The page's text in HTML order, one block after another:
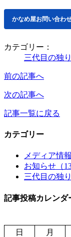
かなめ屋お問い合わ
カテゴリー：
三代目の独
前の記事へ
次の記事へ
記事一覧に戻る
カテゴリー
メディア情
お知らせ（
三代目の独
記事投稿カレンダ
日
月